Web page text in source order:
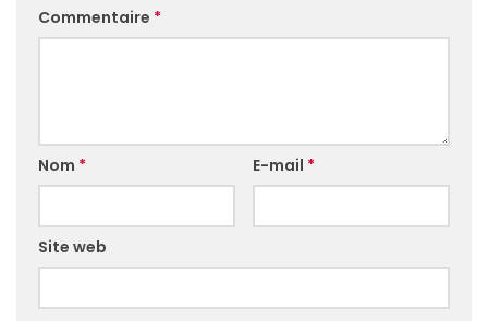
Commentaire *
Nom * E-mail *
Site web